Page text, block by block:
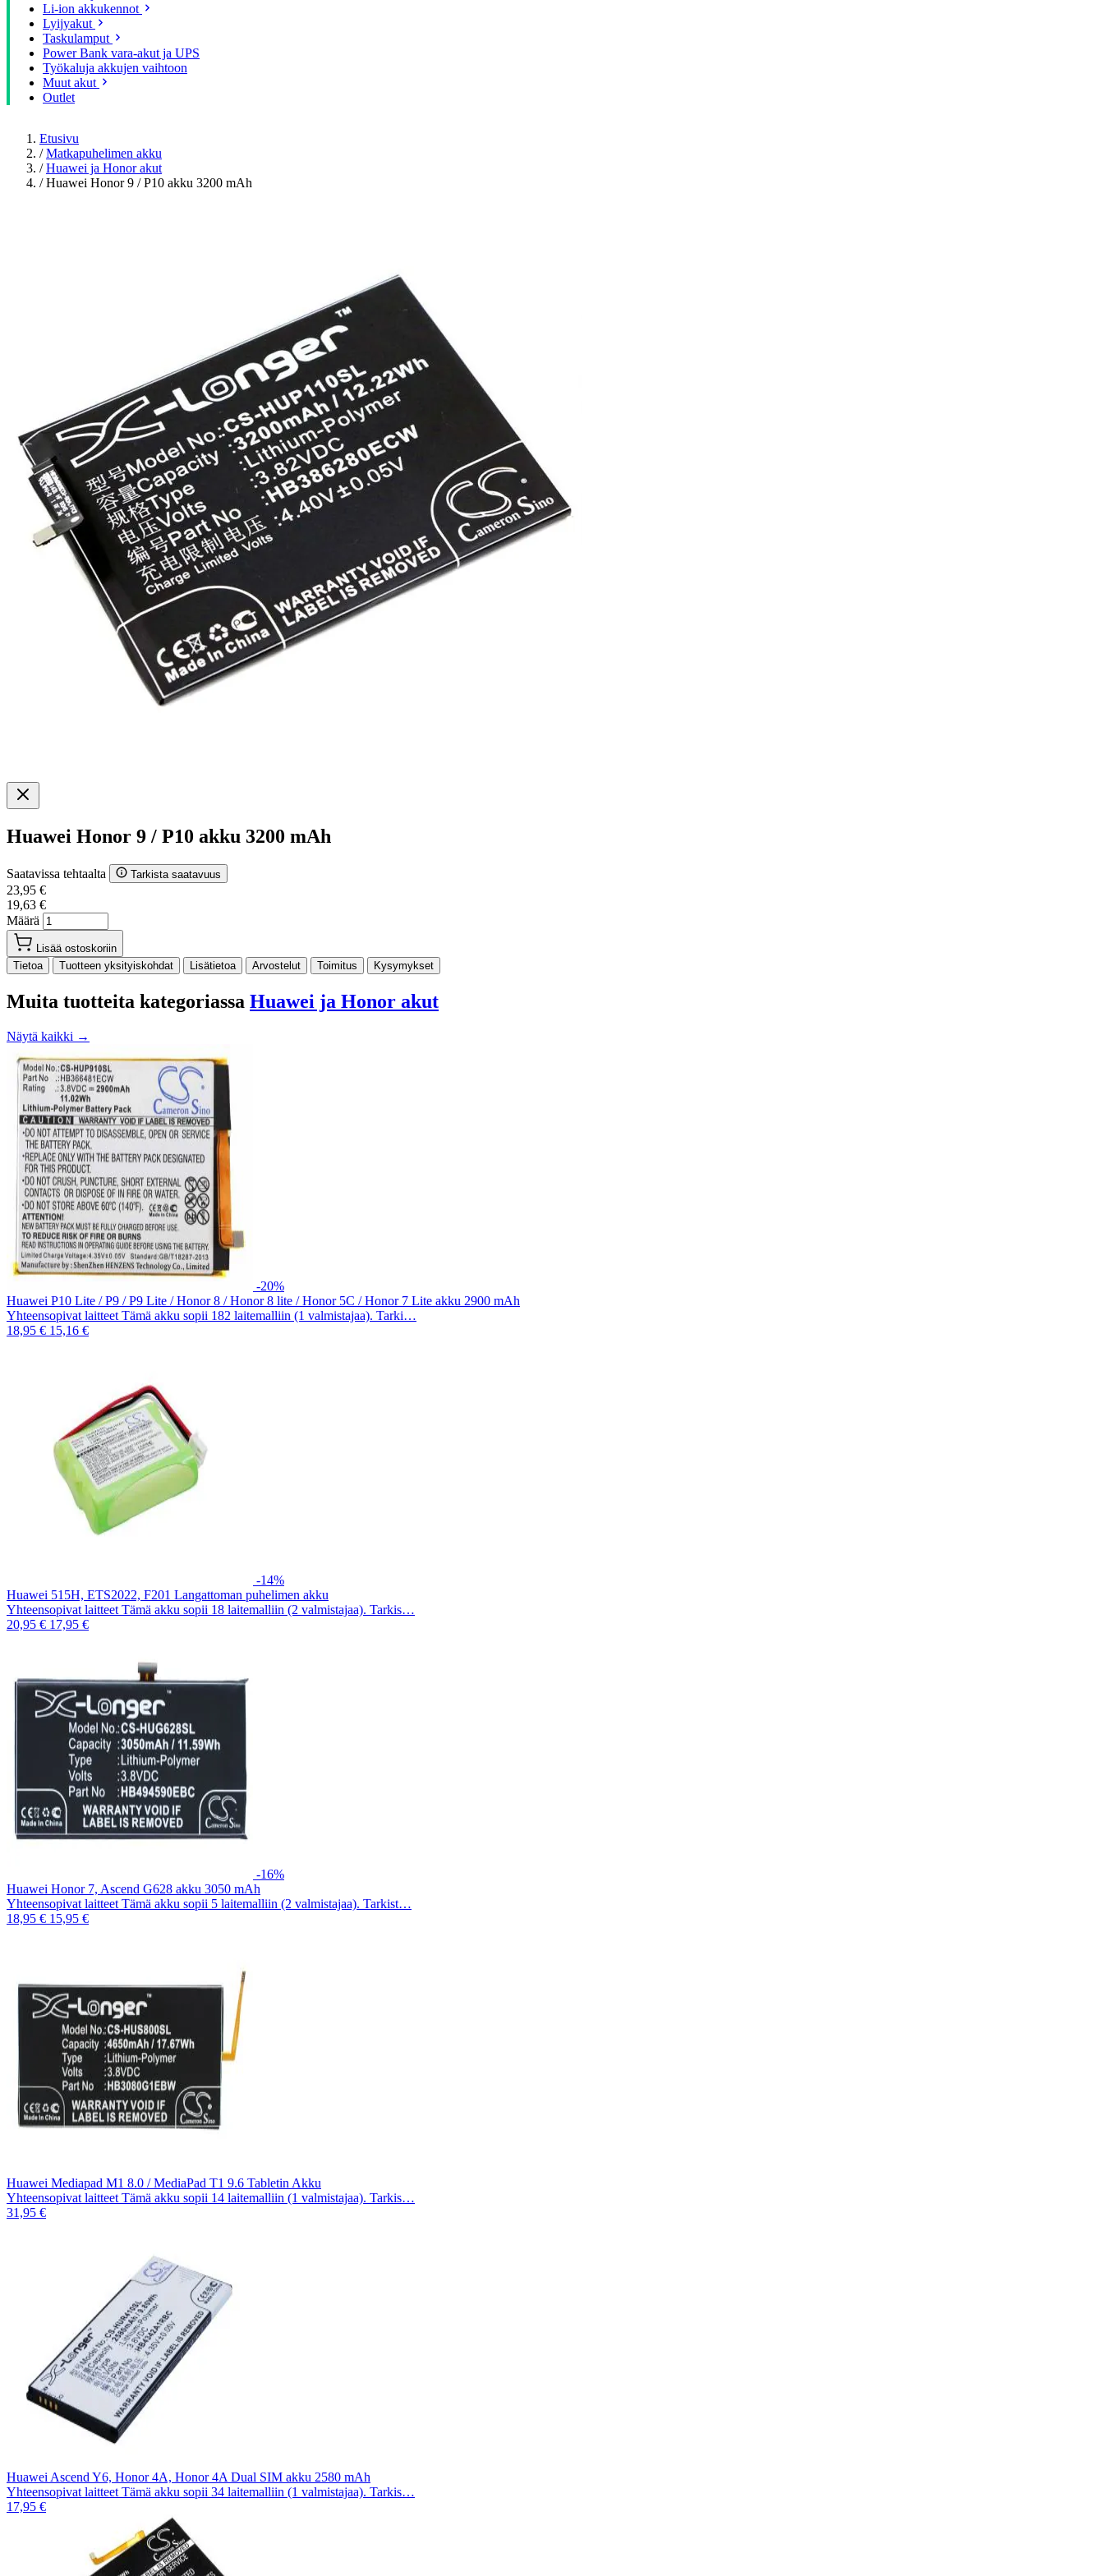
Li-ion akkukennot
Lyijyakut
Taskulamput
Power Bank vara-akut ja UPS
Työkaluja akkujen vaihtoon
Muut akut
Outlet
Etusivu
/ Matkapuhelimen akku
/ Huawei ja Honor akut
/ Huawei Honor 9 / P10 akku 3200 mAh
Huawei Honor 9 / P10 akku 3200 mAh
Saatavissa tehtaalta Tarkista saatavuus
23,95 €
19,63 €
Määrä
Lisää ostoskoriin
Tietoa
Tuotteen yksityiskohdat Lisätietoa Arvostelut Toimitus Kysymykset
Muita tuotteita kategoriassa Huawei ja Honor akut
Näytä kaikki →
-20%
Huawei P10 Lite / P9 / P9 Lite / Honor 8 / Honor 8 lite / Honor 5C / Honor 7 Lite akku 2900 mAh
Yhteensopivat laitteet Tämä akku sopii 182 laitemalliin (1 valmistajaa). Tarki…
18,95 € 15,16 €
-14%
Huawei 515H, ETS2022, F201 Langattoman puhelimen akku
Yhteensopivat laitteet Tämä akku sopii 18 laitemalliin (2 valmistajaa). Tarkis…
20,95 € 17,95 €
-16%
Huawei Honor 7, Ascend G628 akku 3050 mAh
Yhteensopivat laitteet Tämä akku sopii 5 laitemalliin (2 valmistajaa). Tarkist…
18,95 € 15,95 €
Huawei Mediapad M1 8.0 / MediaPad T1 9.6 Tabletin Akku
Yhteensopivat laitteet Tämä akku sopii 14 laitemalliin (1 valmistajaa). Tarkis…
31,95 €
Huawei Ascend Y6, Honor 4A, Honor 4A Dual SIM akku 2580 mAh
Yhteensopivat laitteet Tämä akku sopii 34 laitemalliin (1 valmistajaa). Tarkis…
17,95 €